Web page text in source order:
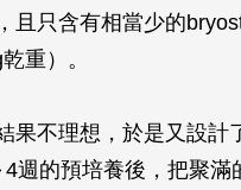
且只含有相當少的
重）。
果不理想，於是又設
週的預培養後，把聚